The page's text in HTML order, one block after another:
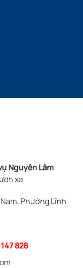
Nguyên Lâm
xa
Phường Lĩnh
828